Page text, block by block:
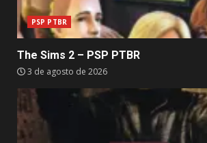
PSP PTBR
The Sims 2 – PSP PTBR
3 de agosto de 2026